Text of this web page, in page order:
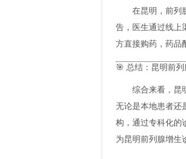
在昆明，前列
告，医生通过线上
方直接购药，药品
🎯 总结：昆明前
综合来看，昆
无论是本地患者还
构，通过专科化的
为昆明前列腺增生